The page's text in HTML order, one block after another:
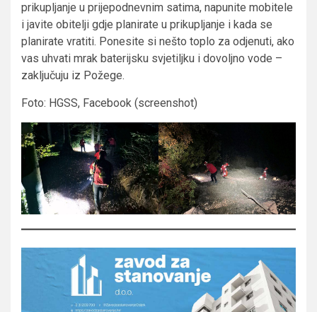
prikupljanje u prijepodnevnim satima, napunite mobitele
i javite obitelji gdje planirate u prikupljanje i kada se
planirate vratiti. Ponesite si nešto toplo za odjenuti, ako
vas uhvati mrak baterijsku svjetiljku i dovoljno vode –
zaključuju iz Požege.
Foto: HGSS, Facebook (screenshot)